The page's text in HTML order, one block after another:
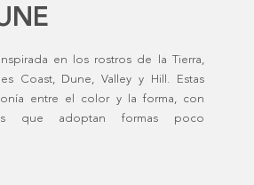
en los rostros de la Tierra,
Coast, Dune, Valley y Hill. Estas
entre el color y la forma, con
que adoptan formas poco